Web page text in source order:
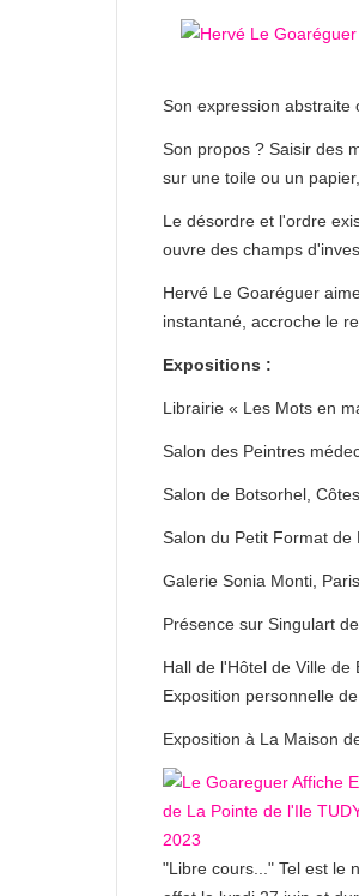
Son expression abstraite
Son propos ? Saisir des
sur une toile ou un
Le désordre et l'ordre
ouvre des champs
Hervé Le Goaréguer
instantané, accroche le
Expositions :
Librairie « Les Mots en
Salon des Peintres
Salon de Botsorhel,
Salon du Petit Format de
Galerie Sonia Monti,
Présence sur Singulart
Hall de l'Hôtel de Ville
Exposition personnelle
Exposition à La Maison
"Libre cours..." Tel est le